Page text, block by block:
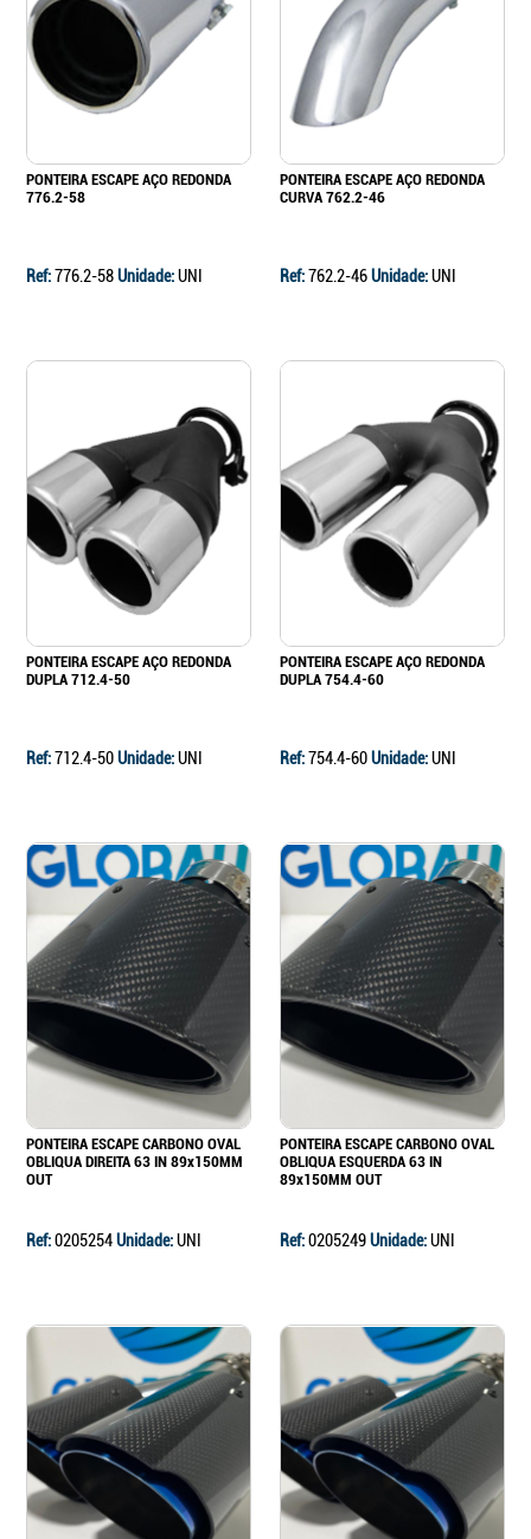
PONTEIRA ESCAPE AÇO REDONDA
776.2-58
Ref:776.2-58Unidade:UNI
PONTEIRA ESCAPE AÇO REDONDA
CURVA 762.2-46
Ref:762.2-46Unidade:UNI
PONTEIRA ESCAPE AÇO REDONDA
DUPLA 712.4-50
Ref:712.4-50Unidade:UNI
PONTEIRA ESCAPE AÇO REDONDA
DUPLA 754.4-60
Ref:754.4-60Unidade:UNI
PONTEIRA ESCAPE CARBONO OVAL
OBLIQUA DIREITA 63 IN 89x150MM
OUT
Ref:0205254Unidade:UNI
PONTEIRA ESCAPE CARBONO OVAL
OBLIQUA ESQUERDA 63 IN
89x150MM OUT
Ref:0205249Unidade:UNI
Continuar a comprar